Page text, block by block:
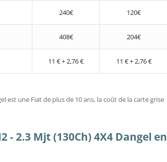
240€ 120€
408€ 204€
11 € + 2,76 € 11 € + 2,76 €
est une Fiat de plus de 10 ans, la coût de la carte grise
- 2.3 Mjt (130Ch) 4X4 Dangel en